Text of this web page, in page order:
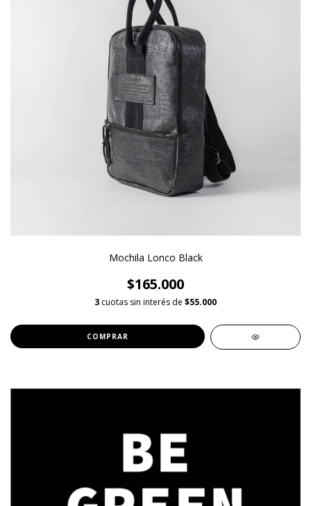
Mochila Lonco Black
$165.000
3 cuotas sin interés de $55.000
COMPRAR